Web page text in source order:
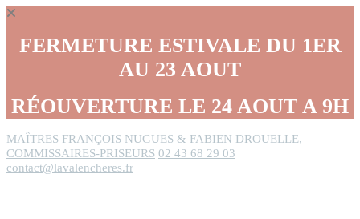
FERMETURE ESTIVALE DU 1ER
AU 23 AOUT
RÉOUVERTURE LE 24 AOUT A 9H
MAÎTRES FRANÇOIS NUGUES & FABIEN DROUELLE,
COMMISSAIRES-PRISEURS 02 43 68 29 03
contact@lavalencheres.fr
Panneau de gestion des cookies